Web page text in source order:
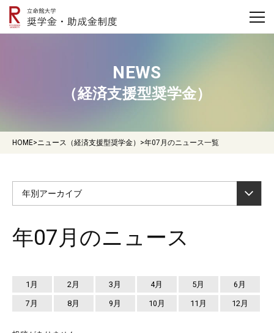
NEWS
（経済支援型奨学金）
HOME>ニュース（経済支援型奨学金） >年07月のニュース一覧
年別アーカイブ
年07月のニュース
1月 2月 3月 4月 5月 6月
7月 8月 9月 10月 11月 12月